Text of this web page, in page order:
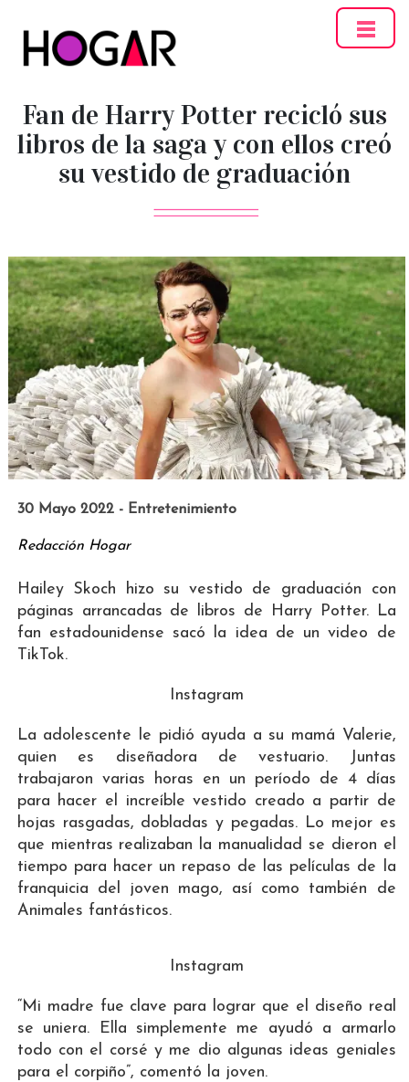
Fan de Harry Potter recicló sus
libros de la saga y con ellos creó
su vestido de graduación
30 Mayo 2022 - Entretenimiento
Redacción Hogar
Hailey Skoch hizo su vestido de graduación con
páginas arrancadas de libros de Harry Potter. La
fan estadounidense sacó la idea de un video de
TikTok.
Instagram
La adolescente le pidió ayuda a su mamá Valerie,
quien es diseñadora de vestuario. Juntas
trabajaron varias horas en un período de 4 días
para hacer el increíble vestido creado a partir de
hojas rasgadas, dobladas y pegadas. Lo mejor es
que mientras realizaban la manualidad se dieron el
tiempo para hacer un repaso de las películas de la
franquicia del joven mago, así como también de
Animales fantásticos.
Instagram
“Mi madre fue clave para lograr que el diseño real
se uniera. Ella simplemente me ayudó a armarlo
todo con el corsé y me dio algunas ideas geniales
para el corpiño”, comentó la joven.